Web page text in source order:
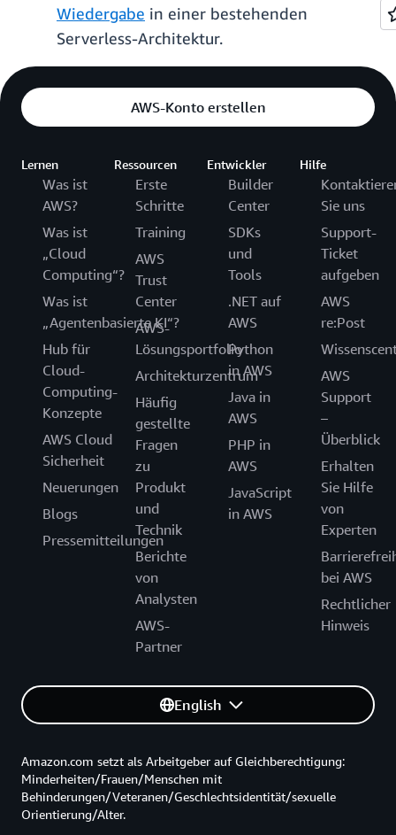
Wiedergabe in einer bestehenden
Serverless-Architektur.
AWS-Konto erstellen
Lernen
Was ist
AWS?
Was ist
„Cloud
Computing“?
Was ist
„Agentenbasierte KI“?
Hub für
Cloud-
Computing-
Konzepte
AWS Cloud
Sicherheit
Neuerungen
Blogs
Pressemitteilungen
Ressourcen
Erste
Schritte
Training
AWS
Trust
Center
AWS-
Lösungsportfolio
Architekturzentrum
Häufig
gestellte
Fragen
zu
Produkt
und
Technik
Berichte
von
Analysten
AWS-
Partner
Entwickler
Builder
Center
SDKs
und
Tools
.NET auf
AWS
Python
in AWS
Java in
AWS
PHP in
AWS
JavaScript
in AWS
Hilfe
Sie uns
Support-
Ticket
aufgeben
AWS
re:Post
AWS
Support
–
Überblick
Erhalten
Sie Hilfe
von
Experten
bei AWS
Rechtlicher
Hinweis
English
Amazon.com setzt als Arbeitgeber auf Gleichberechtigung:
Minderheiten/Frauen/Menschen mit
Behinderungen/Veteranen/Geschlechtsidentität/sexuelle
Orientierung/Alter.